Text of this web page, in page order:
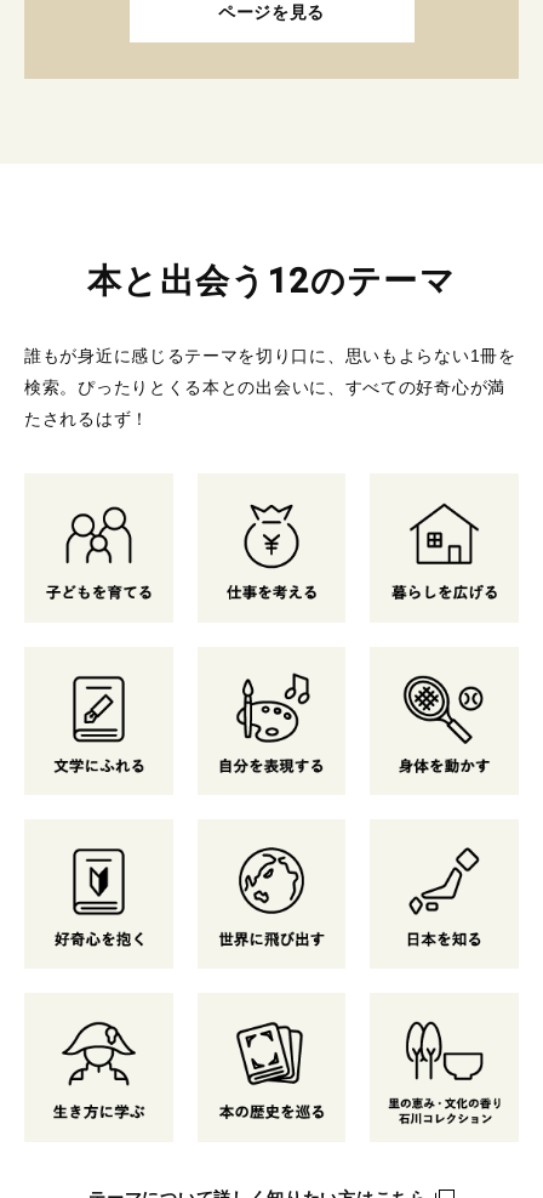
ページを見る
本と出会う12のテーマ
誰もが身近に感じるテーマを切り口に、思いもよらない1冊を
検索。 ぴったりとくる本との出会いに、すべての好奇心が満
たされるはず！